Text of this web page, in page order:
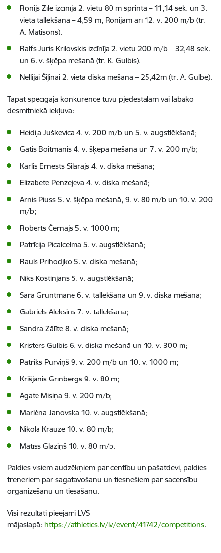
Ronijs Zīle izcīnīja 2. vietu 80 m sprintā – 11,14 sek. un 3.
vieta tāllēkšanā – 4,59 m, Ronijam arī 12. v. 200 m/b (tr.
A. Matisons).
Ralfs Juris Krilovskis izcīnīja 2. vietu 200 m/b – 32,48 sek.
un 6. v. šķēpa mešanā (tr. K. Gulbis).
Nellijai Šiļinai 2. vieta diska mešanā – 25,42m (tr. A. Gulbe).
Tāpat spēcīgajā konkurencē tuvu pjedestālam vai labāko
desmitniekā iekļuva:
Heidija Juškevica 4. v. 200 m/b un 5. v. augstlēkšanā;
Gatis Boitmanis 4. v. šķēpa mešanā un 7. v. 200 m/b;
Kārlis Ernests Silarājs 4. v. diska mešanā;
Elizabete Penzejeva 4. v. diska mešanā;
Arnis Piuss 5. v. šķēpa mešanā, 9. v. 80 m/b un 10. v. 200
m/b;
Roberts Černajs 5. v. 1000 m;
Patrīcija Picalcelma 5. v. augstlēkšanā;
Rauls Prihodjko 5. v. diska mešanā;
Niks Kostinjans 5. v. augstlēkšanā;
Sāra Gruntmane 6. v. tāllēkšanā un 9. v. diska mešanā;
Gabriels Aleksins 7. v. tāllēkšanā;
Sandra Zālīte 8. v. diska mešanā;
Kristers Gulbis 6. v. diska mešanā un 10. v. 300 m;
Patriks Purviņš 9. v. 200 m/b un 10. v. 1000 m;
Krišjānis Grīnbergs 9. v. 80 m;
Agate Misiņa 9. v. 200 m/b;
Marlēna Janovska 10. v. augstlēkšanā;
Nikola Krauze 10. v. 80 m/b;
Matīss Glāziņš 10. v. 80 m/b.
Paldies visiem audzēkņiem par centību un pašatdevi, paldies
treneriem par sagatavošanu un tiesnešiem par sacensību
organizēšanu un tiesāšanu.
Visi rezultāti pieejami LVS
mājaslapā: https://athletics.lv/lv/event/41742/competitions.